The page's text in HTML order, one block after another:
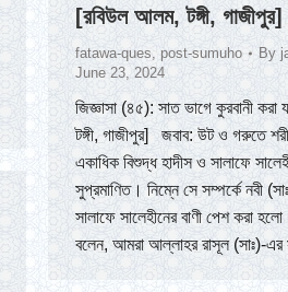
[রবিউল আলম, টঙ্গী, গাজীপুর]
fatawa-ques, post-sumuho By
June 23, 2024
জিজ্ঞাসা (৪৫): সাত ভাগে কুরবানী
টঙ্গী, গাজীপুর] জবাব: উট ও গরুতে
একাধিক বিশুদ্ধ হাদীস ও সালাফে
সুপ্রমাণিত। নিম্নে সে সম্পর্কে নবী
সালাফে সালেহীনের বাণী পেশ করা
বলেন, আমরা আল্লাহর রাসূল (সাঃ)-